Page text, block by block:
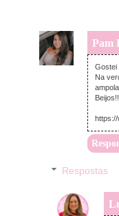
Pam
Gostei
Na
Beijos!!
Respostas